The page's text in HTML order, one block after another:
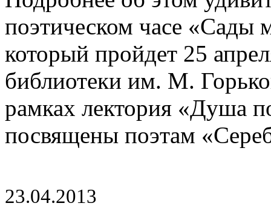
поэтическом часе «Сады
который пройдет 25
библиотеки им. М.
рамках лектория «Душа
посвящены поэтам
23.04.2013